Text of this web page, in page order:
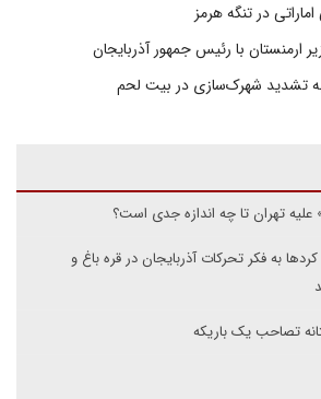
در تنگه هرمز
با رئیس جمهور آذربایجان
تشدید شهرک‌سازی در بیت‌ لحم
علیه تهران تا چه اندازه جدی است؟
به فکر تحرکات آذربایجان در قره باغ و
تصاحب یک باریکه